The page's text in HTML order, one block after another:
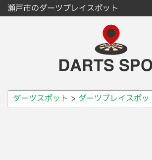
瀬戸市のダーツプレイスポット
ダーツスポット ダーツプレイスポッ